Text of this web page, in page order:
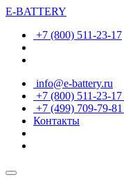
E-BATTERY
+7 (800) 511-23-17
info@e-battery.ru
+7 (800) 511-23-17
+7 (499) 709-79-81
Контакты